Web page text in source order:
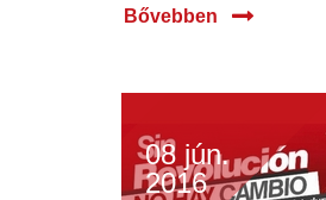
Bővebben
08 jún.
2016